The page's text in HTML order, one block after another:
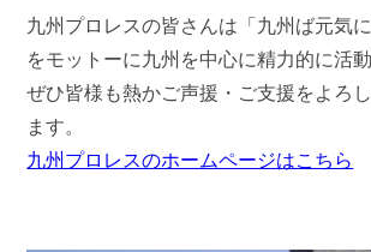
九州プロレスの皆さんは「九州ば元気
をモットーに九州を中心に精力的に活
ぜひ皆様も熱かご声援・ご支援をよろ
ます。
九州プロレスのホームページはこちら